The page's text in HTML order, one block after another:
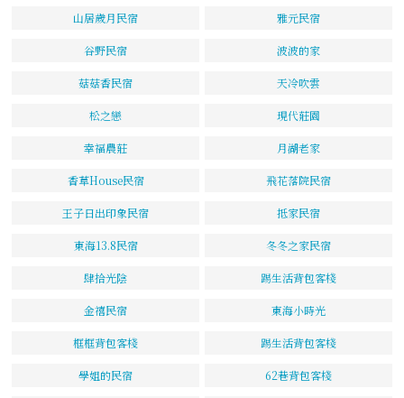
山居歲月民宿 雅元民宿
谷野民宿 波波的家
菇菇香民宿 天冷吹雲
松之戀 現代莊園
幸福農莊 月湖老家
香草House民宿 飛花落院民宿
王子日出印象民宿 抵家民宿
東海13.8民宿 冬冬之家民宿
肆拾光陰 踢生活背包客棧
金禧民宿 東海小時光
框框背包客棧 踢生活背包客棧
學姐的民宿 62巷背包客棧